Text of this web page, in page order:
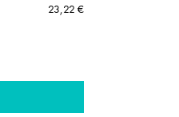
23,22 €